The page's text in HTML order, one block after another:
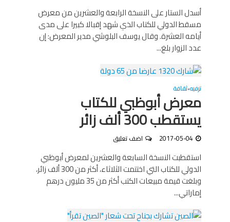
أسدل الستار على النسخة الرابعة والعشرين من معرض
مسقط الدولي للكتاب الذي شهد إقبالا كبيرا على مدى
أيامه العشرة. وقال يوسف البلوشي مدير المعرض: إن
عدد الزوار بلغ...
ترفيه•ثقافة
معرض أبوظبي للكتاب
يستقطب 300 ألف زائر
2017-05-04 اضف تعليق
استقطبت النسخة السابعة والعشرين لمعرض أبوظبي
الدولي للكتاب التي اختتمت الثلاثاء، أكثر من 300 ألف زائر،
وبلغت قيمة مبيعات الكتب أكثر من 35 مليون درهم
إماراتي...